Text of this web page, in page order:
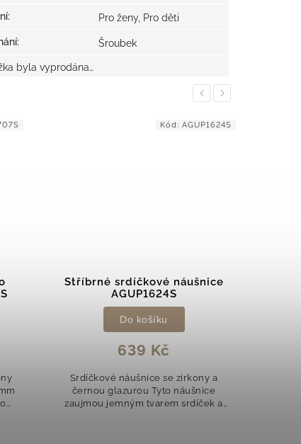
: Pro ženy, Pro děti
: Šroubek
byla vyprodána…
Previous
Stříbrné srdíčkové náušnice
AGUP1624S
639 Kč
Do košíku
Srdíčkové náušnice se zirkony a
černou glazurou Tyto náušnice
zaujmou jemným tvarem srdíček a
Kód: AGUP1624S
Next